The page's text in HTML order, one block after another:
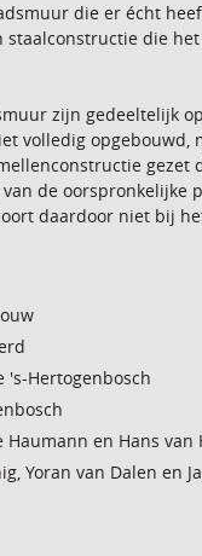
die er écht
die
zijn gedeeltelijk
volledig
de
daardoor niet bij
's-Hertogenbosch
Haumann en Hans van
Yoran van Dalen en